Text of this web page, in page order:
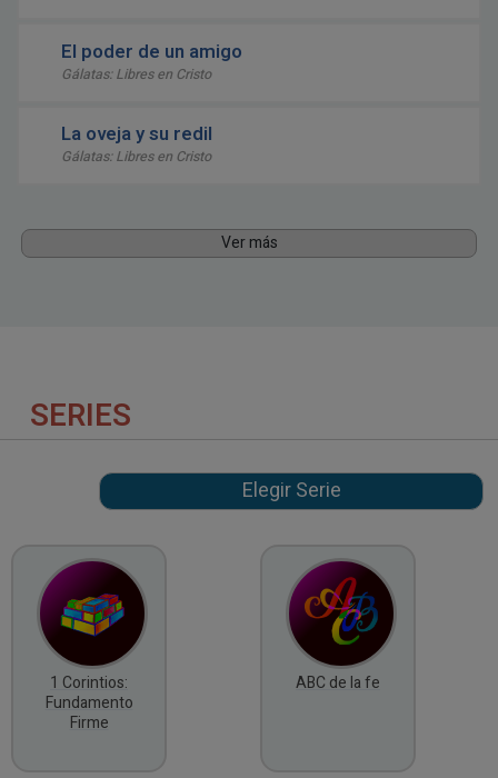
El poder de un amigo
Gálatas: Libres en Cristo
La oveja y su redil
Gálatas: Libres en Cristo
Ver más
SERIES
1 Corintios:
Fundamento
Firme
ABC de la fe